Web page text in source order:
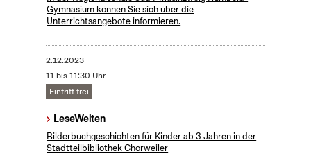
Gymnasium können Sie sich über die
Unterrichtsangebote informieren.
2.12.2023
11 bis 11:30 Uhr
Eintritt frei
LeseWelten
Bilderbuchgeschichten für Kinder ab 3 Jahren in der
Stadtteilbibliothek Chorweiler